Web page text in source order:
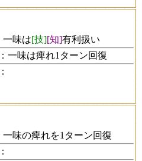
一味は[技][知]有利扱い
一味は痺れ1ターン回復
一味の痺れを1ターン回復